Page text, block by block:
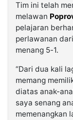
Tim ini telah
melawan
pelajaran
perlawanan
menang 5-1.
“Dari dua kali
memang
diatas anak-
saya senang
memenangkan